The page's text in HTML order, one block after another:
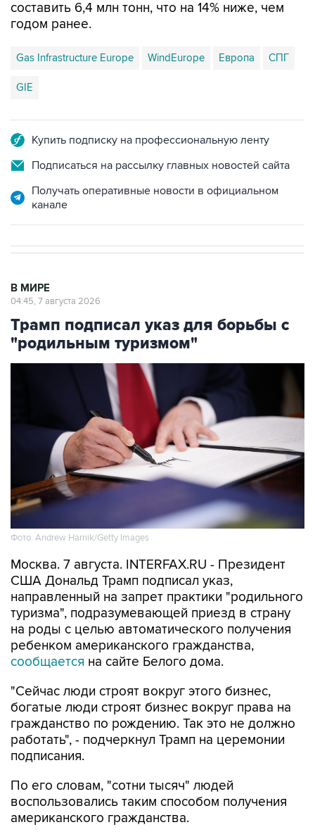
составить 6,4 млн тонн, что на 14% ниже, чем
годом ранее.
Gas Infrastructure Europe WindEurope Европа СПГ
GIE
Купить подписку на профессиональную ленту
Подписаться на рассылку главных новостей сайта
Получать оперативные новости в официальном
канале
В МИРЕ
04:45, 7 августа 2026
Трамп подписал указ для борьбы с
"родильным туризмом"
Фото: Andrew Harnik/Getty Images
Москва. 7 августа. INTERFAX.RU - Президент
США Дональд Трамп подписал указ,
направленный на запрет практики "родильного
туризма", подразумевающей приезд в страну
на роды с целью автоматического получения
ребенком американского гражданства,
сообщается на сайте Белого дома.
"Сейчас люди строят вокруг этого бизнес,
богатые люди строят бизнес вокруг права на
гражданство по рождению. Так это не должно
работать", - подчеркнул Трамп на церемонии
подписания.
По его словам, "сотни тысяч" людей
воспользовались таким способом получения
американского гражданства.